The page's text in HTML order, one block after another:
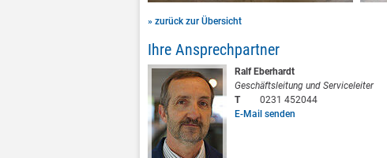
» zurück zur Übersicht
Ihre Ansprechpartner
Ralf Eberhardt
Geschäftsleitung und Serviceleiter
T
0231 452044
E-Mail senden